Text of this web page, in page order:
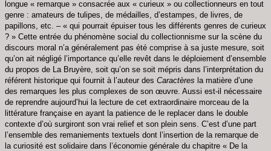
longue « remarque » consacrée aux « curieux » ou collectionneurs en tout
genre : amateurs de tulipes, de médailles, d’estampes, de livres, de
papillons, etc. – « qui pourrait épuiser tous les différents genres de curieux
? » Cette entrée du phénomène social du collectionnisme sur la scène du
discours moral n’a généralement pas été comprise à sa juste mesure, soit
qu’on ait négligé l’importance qu’elle revêt dans le déploiement d’ensemble
du propos de La Bruyère, soit qu’on se soit mépris dans l’interprétation du
référent historique qui fournit à l’auteur des Caractères la matière d’une
des remarques les plus complexes de son œuvre. Aussi est-il nécessaire
de reprendre aujourd’hui la lecture de cet extraordinaire morceau de la
littérature française en ayant la patience de le replacer dans le double
contexte d’où surgiront son vrai relief et son plein sens. C’est d’une part
l’ensemble des remaniements textuels dont l’insertion de la remarque de
la curiosité est solidaire dans l’économie générale du chapitre « De la